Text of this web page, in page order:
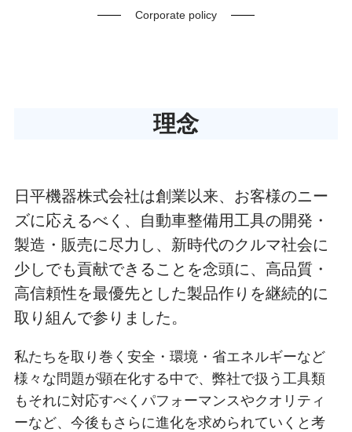
Corporate policy
理念
日平機器株式会社は創業以来、お客様のニー
ズに応えるべく、自動車整備用工具の開発・
製造・販売に尽力し、新時代のクルマ社会に
少しでも貢献できることを念頭に、高品質・
高信頼性を最優先とした製品作りを継続的に
取り組んで参りました。
私たちを取り巻く安全・環境・省エネルギーなど
様々な問題が顕在化する中で、弊社で扱う工具類
もそれに対応すべくパフォーマンスやクオリティ
ーなど、今後もさらに進化を求められていくと考